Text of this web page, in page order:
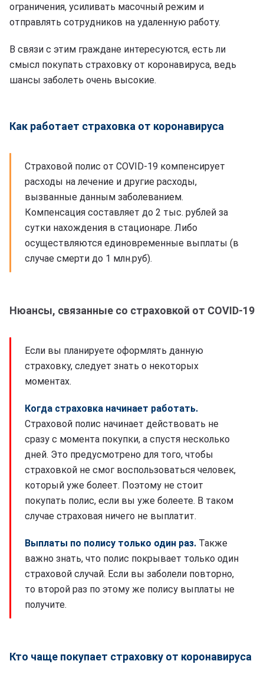
ограничения, усиливать масочный режим и
отправлять сотрудников на удаленную работу.
В связи с этим граждане интересуются, есть ли
смысл покупать страховку от коронавируса, ведь
шансы заболеть очень высокие.
Как работает страховка от коронавируса
Страховой полис от COVID-19 компенсирует
расходы на лечение и другие расходы,
вызванные данным заболеванием.
Компенсация составляет до 2 тыс. рублей за
сутки нахождения в стационаре. Либо
осуществляются единовременные выплаты (в
случае смерти до 1 млн.руб).
Нюансы, связанные со страховкой от COVID-19
Если вы планируете оформлять данную
страховку, следует знать о некоторых
моментах.
Когда страховка начинает работать.
Страховой полис начинает действовать не
сразу с момента покупки, а спустя несколько
дней. Это предусмотрено для того, чтобы
страховкой не смог воспользоваться человек,
который уже болеет. Поэтому не стоит
покупать полис, если вы уже болеете. В таком
случае страховая ничего не выплатит.
Выплаты по полису только один раз. Также
важно знать, что полис покрывает только один
страховой случай. Если вы заболели повторно,
то второй раз по этому же полису выплаты не
получите.
Кто чаще покупает страховку от коронавируса